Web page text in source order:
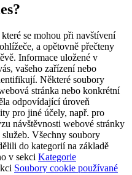
se mohou při navštívení
a opětovně přečteny
Informace uložené v
vašeho zařízení nebo
Některé soubory
stránka nebo konkrétní
odpovídající úroveň
pro jiné účely, např. pro
návštěvnosti webové stránky
Všechny soubory
do kategorií na základě
v sekci Kategorie
Soubory cookie používané